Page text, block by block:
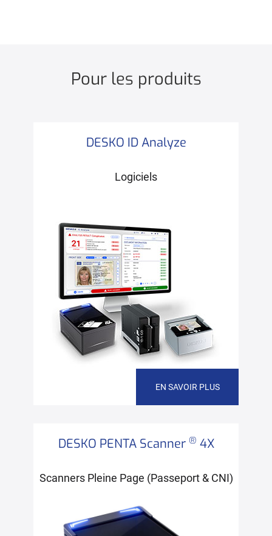
Pour les produits
DESKO ID Analyze
Logiciels
EN SAVOIR PLUS
DESKO PENTA Scanner ® 4X
Scanners Pleine Page (Passeport & CNI)